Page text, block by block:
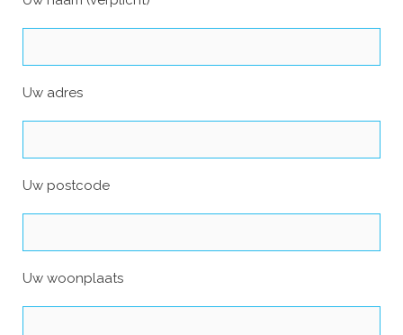
Uw adres
Uw postcode
Uw woonplaats